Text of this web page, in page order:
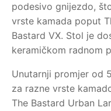
podesivo gnijezdo,
vrste kamada poput
Bastard VX. Stol je
keramičkom radnom
Unutarnji promjer od
za razne vrste
The Bastard Urban